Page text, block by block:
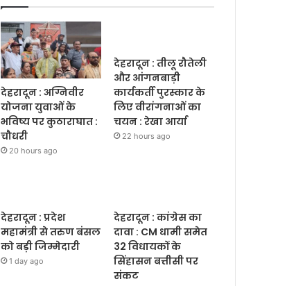
देहरादून : अग्निवीर
योजना युवाओं के
भविष्य पर कुठाराघात :
चौधरी
20 hours ago
देहरादून : तीलू रौतेली
और आंगनबाड़ी
कार्यकर्ती पुरस्कार के
लिए वीरांगनाओं का
चयन : रेखा आर्या
22 hours ago
देहरादून : प्रदेश
महामंत्री से तरुण बंसल
को बड़ी जिम्मेदारी
1 day ago
देहरादून : कांग्रेस का
दावा : CM धामी समेत
32 विधायकों के
सिंहासन बत्तीसी पर
संकट